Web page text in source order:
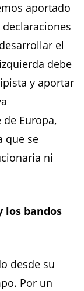
aportado
el
debe
y aportar
Europa,
que se
ni
los bandos
desde su
Por un